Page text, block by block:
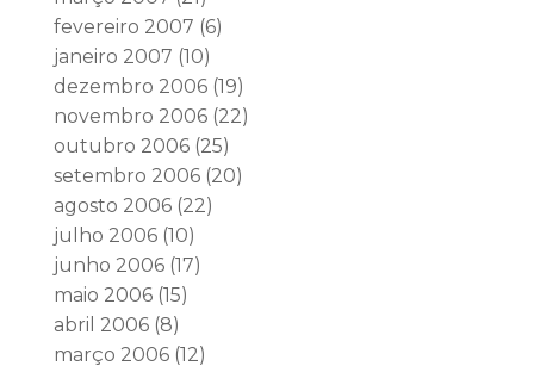
fevereiro 2007 (6)
janeiro 2007 (10)
dezembro 2006(19)
novembro 2006(22)
outubro 2006(25)
setembro 2006(20)
agosto 2006(22)
julho 2006(10)
junho 2006(17)
maio 2006(15)
abril 2006(8)
março 2006(12)